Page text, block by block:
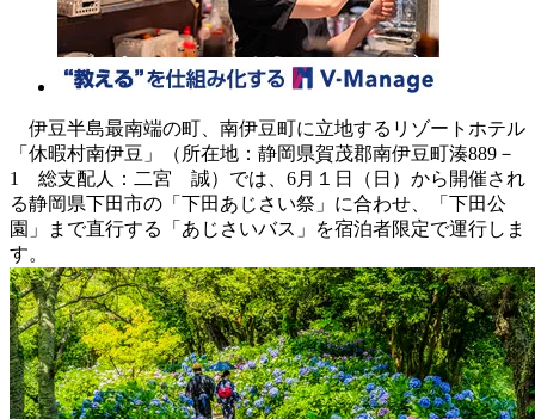
伊豆半島最南端の町、南伊豆町に立地するリゾートホテル
「休暇村南伊豆」（所在地：静岡県賀茂郡南伊豆町湊889－
1 総支配人：二宮 誠）では、6月１日（日）から開催され
る静岡県下田市の「下田あじさい祭」に合わせ、「下田公
園」まで直行する「あじさいバス」を宿泊者限定で運行しま
す。